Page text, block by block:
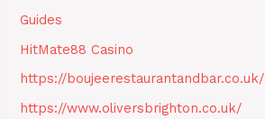
Guides
HitMate88 Casino
https://boujeerestaurantandbar.co.uk/
https://www.oliversbrighton.co.uk/